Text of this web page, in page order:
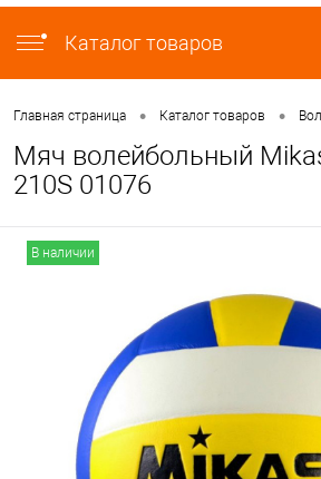
Каталог товаров
Главная страница • Каталог товаров •
Мяч волейбольный
210S 01076
В наличии